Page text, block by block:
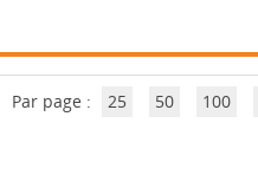
Par page : 25 50 100